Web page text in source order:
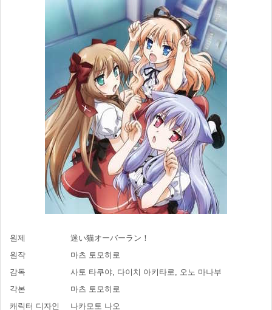
원제
迷い猫オーバーラン！
원작
마츠 토모히로
감독
사토 타쿠야, 다이치 아키타로, 오노 마나부
각본
마츠 토모히로
캐릭터 디자인
나카모토 나오